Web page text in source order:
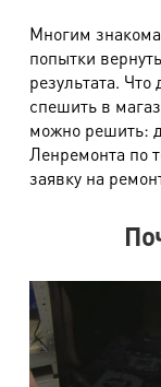
Многим знакома
попытки
результата. Что
спешить в
можно решить:
Ленремонта по
заявку на